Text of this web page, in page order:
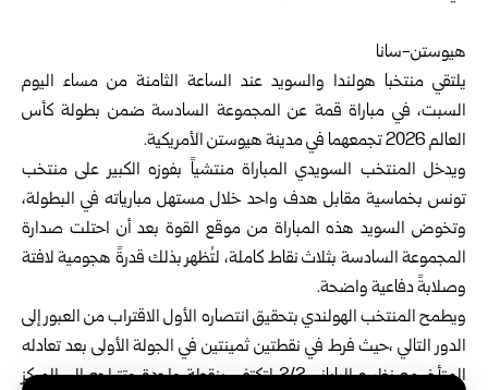
هيوستن-سانا
يلتقي منتخبا هولندا والسويد عند الساعة الثامنة من مساء اليوم
السبت، في مباراة قمة عن المجموعة السادسة ضمن بطولة كأس
العالم 2026
تجمعهما في مدينة هيوستن الأمريكية.
ويدخل المنتخب السويدي المباراة منتشياً بفوزه الكبير على منتخب
تونس بخماسية مقابل هدف واحد خلال مستهل مبارياته في البطولة،
وتخوض السويد هذه المباراة من موقع القوة بعد أن احتلت صدارة
المجموعة السادسة بثلاث نقاط كاملة، لتُظهر بذلك قدرةً هجومية لافتة
وصلابةً دفاعية واضحة.
ويطمح المنتخب الهولندي بتحقيق انتصاره الأول الاقتراب من العبور إلى
الدور التالي ،حيث فرط في نقطتين ثمينتين في الجولة الأولى بعد تعادله
المتأخر مع نظيره الياباني 2/2 لتكتفي بنقطة واحدة وتتراجع إلى المركز